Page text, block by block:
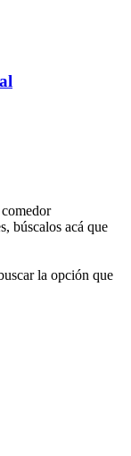
búscalos acá que
la opción que